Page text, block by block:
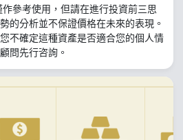
參考使用，但請在進行投資前三思
的分析並不保證價格在未來的表現。
不確定這種資產是否適合您的個人情
問先行咨詢。